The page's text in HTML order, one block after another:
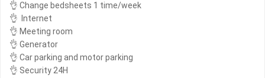
👌 Change bedsheets 1 time/week
👌 Internet
👌 Meeting room
👌 Generator
👌 Car parking and motor parking
👌 Security 24H